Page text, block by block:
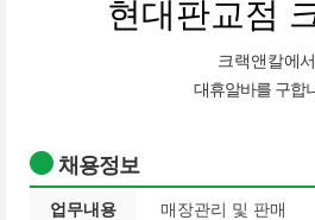
현대판교점
크랙앤칼에서
대휴알바를 구합
채용정보
업무내용 매장관리 및 판매